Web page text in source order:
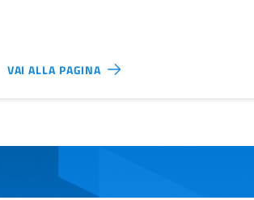
VAI ALLA PAGINA